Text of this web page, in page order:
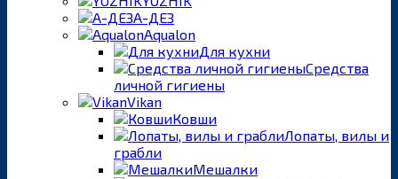
А-ДЕЗ
Aqualon
Для кухни
Средства
личной гигиены
Vikan
Ковши
Лопаты, вилы и
грабли
Мешалки